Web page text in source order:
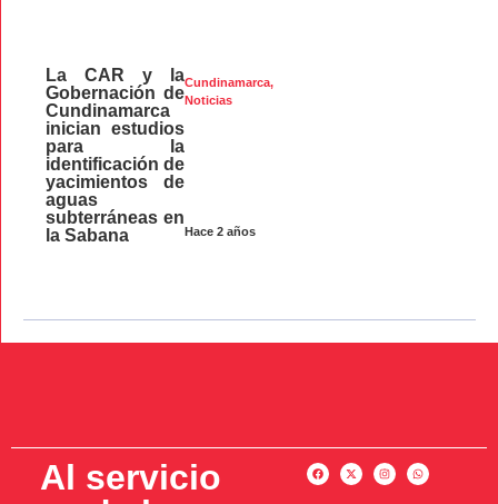
Cundinamarca,
Noticias
Hace 2 años
La CAR y la
Gobernación de
Cundinamarca
inician estudios
para la
identificación de
yacimientos de
aguas
subterráneas en
la Sabana
Al servicio